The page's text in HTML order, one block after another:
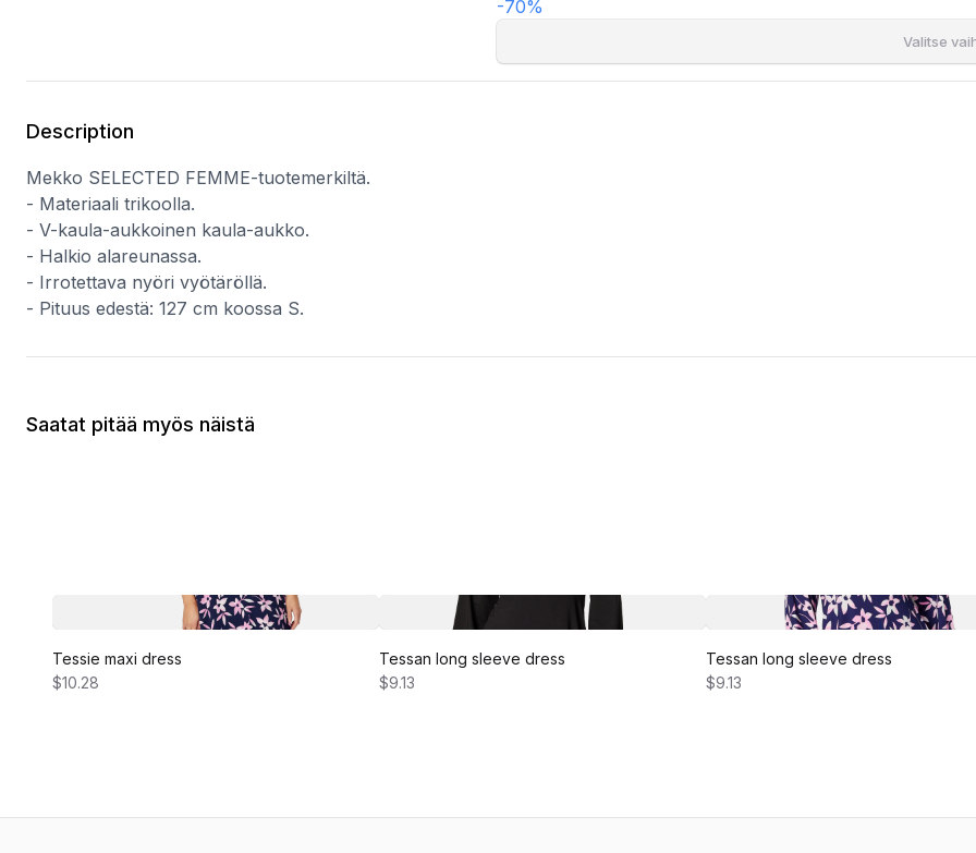
-70%
Valitse
Description
Mekko SELECTED FEMME-tuotemerkiltä.
- Materiaali trikoolla.
- V-kaula-aukkoinen kaula-aukko.
- Halkio alareunassa.
- Irrotettava nyöri vyötäröllä.
- Pituus edestä: 127 cm koossa S.
Saatat pitää myös näistä
Tessie maxi dress
$10.28
Tessan long sleeve dress
$9.13
Tessan long sleeve dress
$9.13